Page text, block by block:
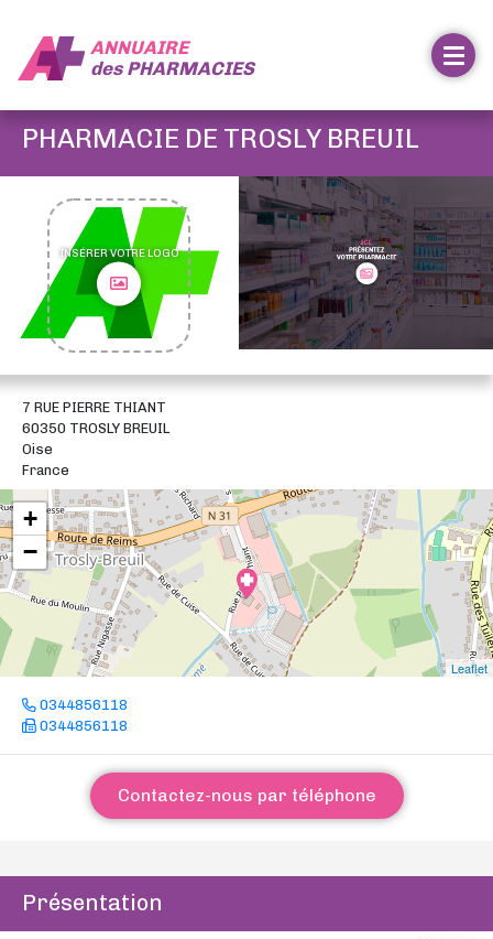
ANNUAIRE
desPHARMACIES
PHARMACIE DE TROSLY BREUIL
INSÉRER VOTRE LOGO
7 RUE PIERRE THIANT
60350 TROSLY BREUIL
Oise
France
+
−
Leaflet
0344856118
0344856118
Contactez-nous par téléphone
Présentation